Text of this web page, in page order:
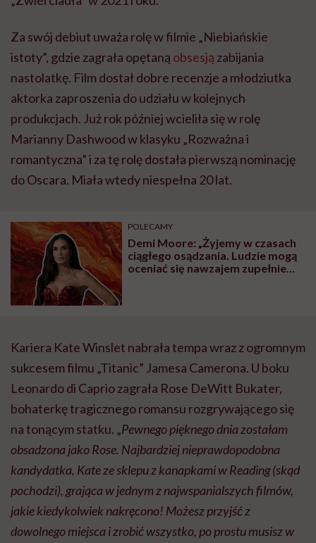
Za swój debiut uważa rolę w filmie „Niebiańskie
istoty”, gdzie zagrała opętaną obsesją zabijania
nastolatkę. Film dostał dobre recenzje a młodziutka
aktorka zaproszenia do udziału w kolejnych
produkcjach. Już rok później wcieliła się w rolę
Marianny Dashwood w klasyku „Rozważna i
romantyczna” i za tę rolę dostała pierwszą nominację
do Oscara. Miała wtedy niespełna 20 lat.
POLECAMY
Demi Moore: „Żyjemy w czasach
ciągłego osądzania. Ludzie mogą
oceniać się nawzajem zupełnie
Kariera Kate Winslet nabrała tempa wraz z ogromnym
sukcesem filmu „Titanic” Jamesa Camerona. U boku
Leonardo di Caprio zagrała Rose DeWitt Bukater,
bohaterkę tragicznego romansu rozgrywającego się
na tonącym statku. „Pewnego pięknego dnia zostałam
obsadzona jako Rose. Najbardziej nieprawdopodobna
kandydatka, Kate ze sklepu z kanapkami w Reading (skąd
pochodzi), grająca w jednym z najwspanialszych filmów,
jakie kiedykolwiek nakręcono! Możesz przyjść z
dowolnego miejsca i zrobić wszystko, po prostu musisz w